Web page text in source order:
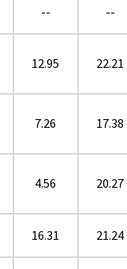
-- --
12.95 22.21
7.26 17.38
4.56 20.27
16.31 21.24